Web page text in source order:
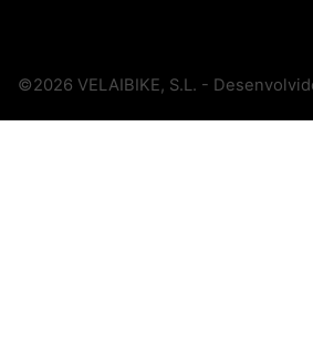
©2026 VELAIBIKE, S.L. -